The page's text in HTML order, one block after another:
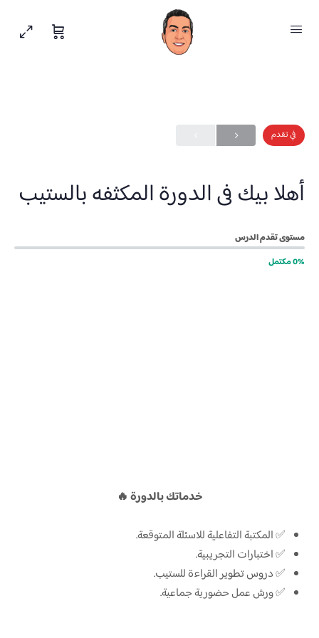
في تقدم
أهلا بيك فى الدورة المكثفه بالستيب
مستوى تقدم الدرس
0% مكتمل
خدماتك بالدورة 🔥
✅ المكتبة التفاعلية للاسئلة المتوقعة.
✅ اختبارات التجريبية.
✅ دروس تطوير القراءة للستيب.
✅ ورش عمل حضورية جماعية.